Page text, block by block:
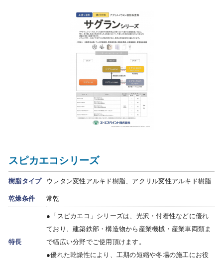
スピカエコシリーズ
樹脂タイプ ウレタン変性アルキド樹脂、アクリル変性アルキド樹脂
乾燥条件
常乾
特長
●「スピカエコ」シリーズは、光沢・付着性などに優れ
ており、建築鉄部・構造物から産業機械・産業車両類ま
で幅広い分野でご使用頂けます。
●優れた乾燥性により、工期の短縮や冬場の施工にお役